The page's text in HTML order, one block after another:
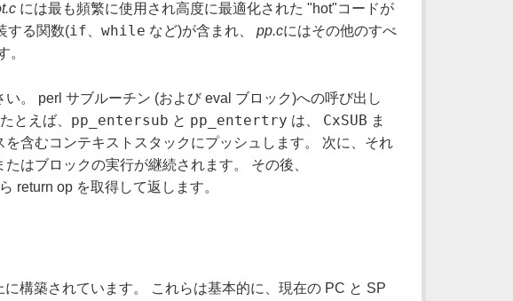
には最も頻繁に使用され高度に最適化された "hot"コードが
する関数(if while など)が含まれ、 pp.cにはその他のすべ
。
。 perl サブルーチン (および eval ブロック)への呼び出し
とえば、 pp_entersub と pp_entertry は、 CxSUB ま
含むコンテキストスタックにプッシュします。 次に、それ
はブロックの実行が継続されます。 その後、
return op を取得して返します。
構築されています。 これらは基本的に、現在の PC と SP